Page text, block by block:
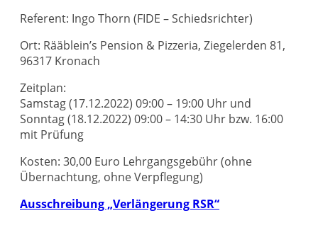
Referent: Ingo Thorn (FIDE – Schiedsrichter)
Ort: Rääblein’s Pension & Pizzeria, Ziegelerden 81,
96317 Kronach
Zeitplan:
Samstag (17.12.2022) 09:00 – 19:00 Uhr und
Sonntag (18.12.2022) 09:00 – 14:30 Uhr bzw. 16:00
mit Prüfung
Kosten: 30,00 Euro Lehrgangsgebühr (ohne
Übernachtung, ohne Verpflegung)
Ausschreibung „Verlängerung RSR“